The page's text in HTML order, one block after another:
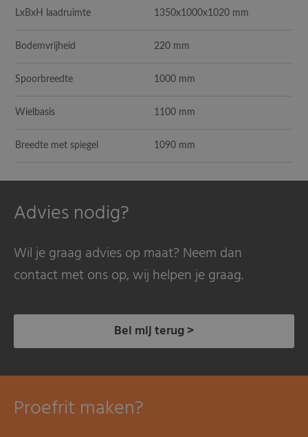
LxBxH laadruimte 1350x1000x1020 mm
Bodemvrijheid 220 mm
Spoorbreedte 1000 mm
Wielbasis 1100 mm
Breedte met spiegel 1090 mm
Advies nodig?
Wil je graag advies op maat? Neem dan
contact met ons op, wij helpen je graag.
Bel mij terug >
Proefrit maken?